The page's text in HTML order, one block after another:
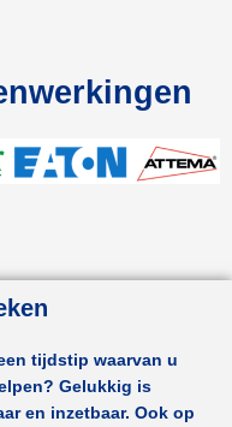
tijdstip waarvan u
Gelukkig is
en inzetbaar. Ook op